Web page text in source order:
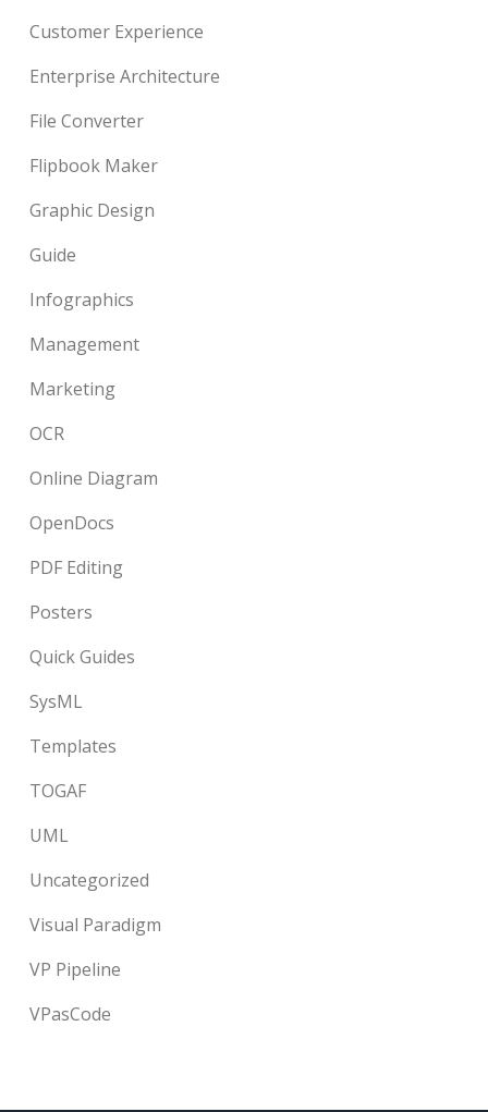
Customer Experience
Enterprise Architecture
File Converter
Flipbook Maker
Graphic Design
Guide
Infographics
Management
Marketing
OCR
Online Diagram
OpenDocs
PDF Editing
Posters
Quick Guides
SysML
Templates
TOGAF
UML
Uncategorized
Visual Paradigm
VP Pipeline
VPasCode